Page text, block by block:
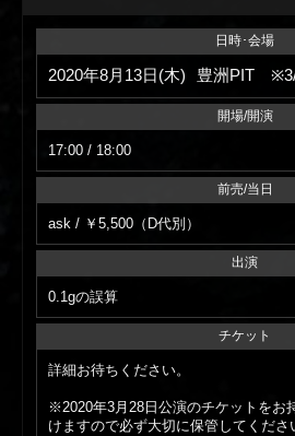
日時･会場
2020年8月13日(木) 豊洲PIT ※3/
開場/開演
17:00 / 18:00
前売/当日
ask / ￥5,500（D代別）
出演
0.1gの誤算
チケット
詳細お待ちください。
※2020年3月28日公演のチケットをお
けますので必ず大切に保管してくださ